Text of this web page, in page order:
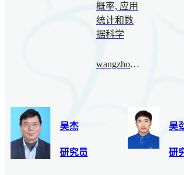
概率, 应用
统计和数
据科学
wangzhong@bimsa.cn
吴杰
研究员
吴
研